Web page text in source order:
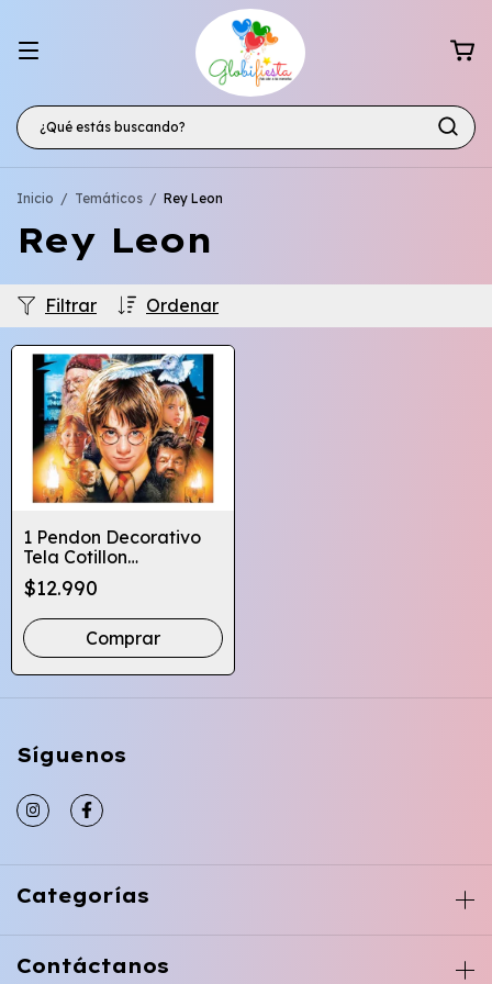
Inicio / Temáticos / Rey Leon
Rey Leon
Ordenar
Filtrar
1 Pendon Decorativo
Tela Cotillon
Cumpleaños- Varios
Diseños
$12.990
Comprar
Síguenos
Categorías
Contáctanos